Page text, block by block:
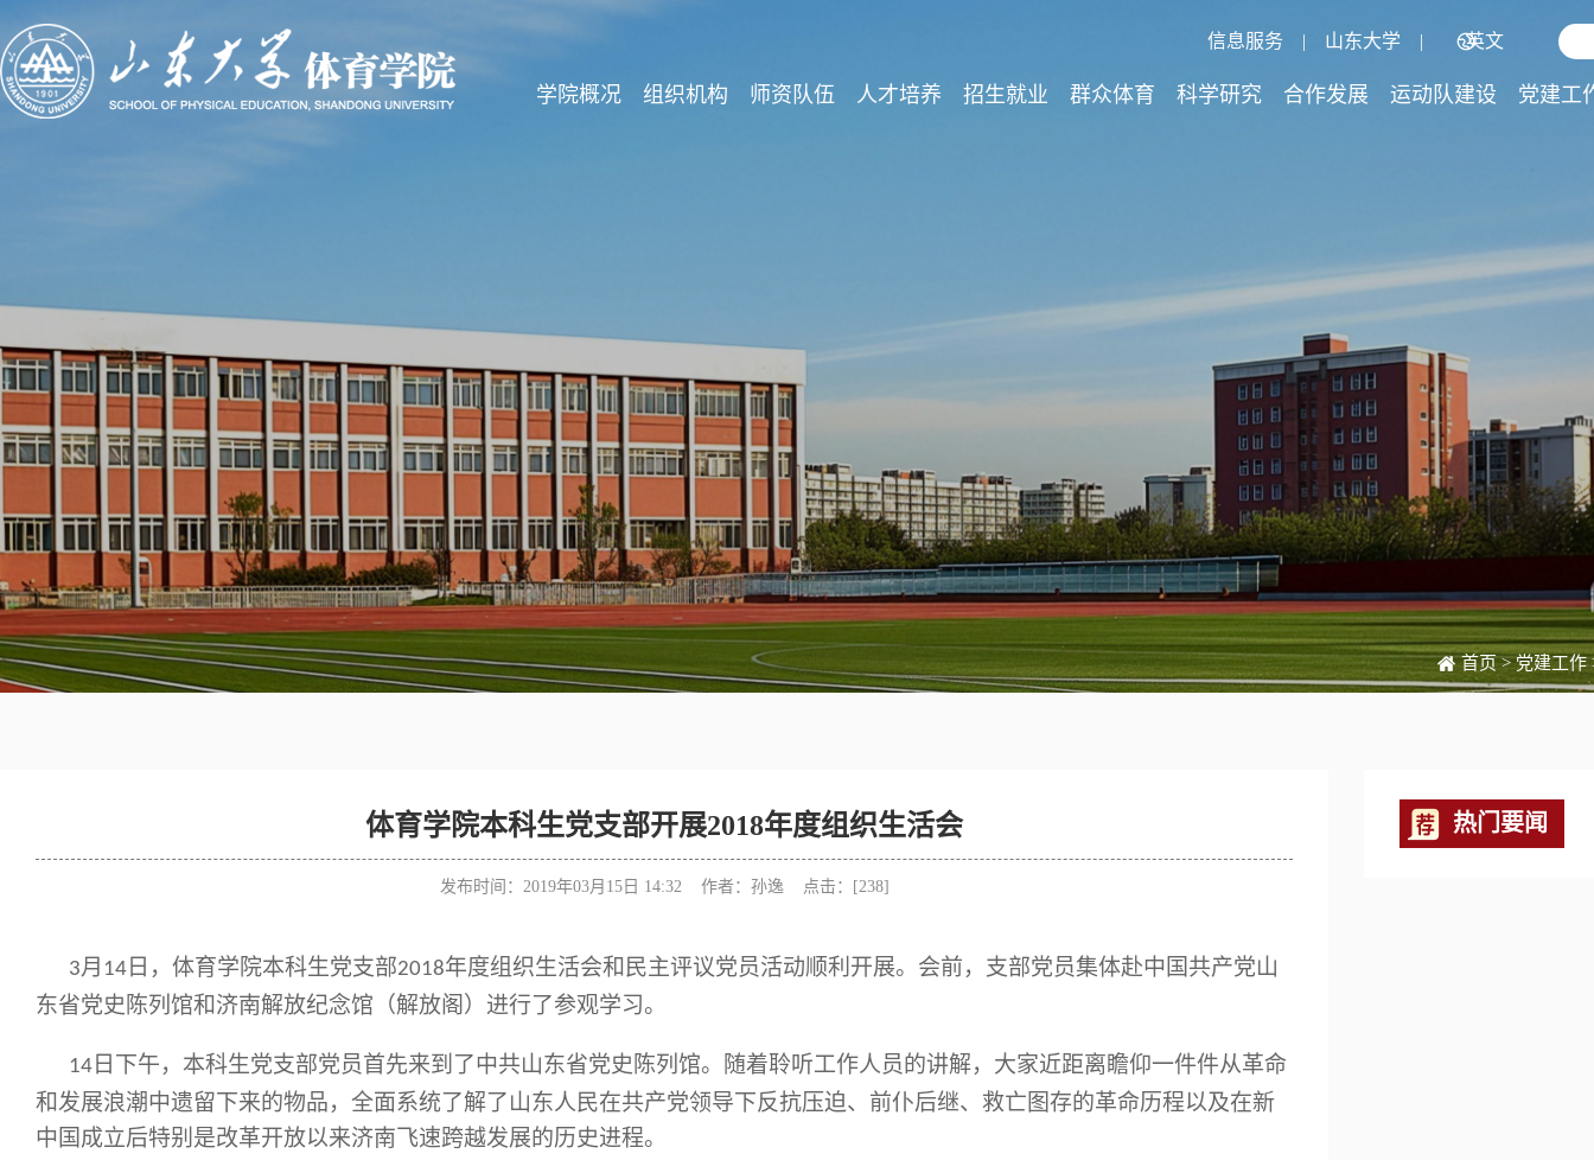
信息服务 | 山东大学 |英文
学院概况 组织机构 师资队伍 人才培养 招生就业 群众体育 科学研究 合作发展 运动队建设 党建工
首页>党建工作
体育学院本科生党支部开展2018年度组织生活会
发布时间：2019年03月15日 14:32 作者：孙逸 点击：[238]
3月 14 日，体育学院本科生党支部2018年度组织生活会和民主评议党员活动顺利开展。会前，支部党员集体赴中国共产党山
东省党史陈列馆和济南解放纪念馆（解放阁）进行了参观学习。
14 日下午，本科生党支部党员首先来到了中共山东省党史陈列馆。随着聆听工作人员的讲解，大家近距离瞻仰一件件从革命
和发展浪潮中遗留下来的物品，全面系统了解了山东人民在共产党领导下反抗压迫、前仆后继、救亡图存的革命历程以及在新
中国成立后特别是改革开放以来济南飞速跨越发展的历史进程。
热门要闻